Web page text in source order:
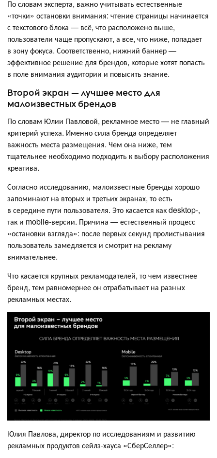
По словам эксперта, важно учитывать естественные
«точки» остановки внимания: чтение страницы начинается
с текстового блока — всё, что расположено выше,
пользователи чаще пропускают, а все, что ниже, попадает
в зону фокуса. Соответственно, нижний баннер —
эффективное решение для брендов, которые хотят попасть
в поле внимания аудитории и повысить знание.
Второй экран — лучшее место для
малоизвестных брендов
По словам Юлии Павловой, рекламное место — не главный
критерий успеха. Именно сила бренда определяет
важность места размещения. Чем она ниже, тем
тщательнее необходимо подходить к выбору расположения
креатива.
Согласно исследованию, малоизвестные бренды хорошо
запоминают на вторых и третьих экранах, то есть
в середине пути пользователя. Это касается как desktop-,
так и mobile-версии. Причина — естественный процесс
«остановки взгляда»: после первых секунд пролистывания
пользователь замедляется и смотрит на рекламу
внимательнее.
Что касается крупных рекламодателей, то чем известнее
бренд, тем равномернее он отрабатывает на разных
рекламных местах.
Юлия Павлова, директор по исследованиям и развитию
рекламных продуктов сейлз-хауса «СберСеллер»: